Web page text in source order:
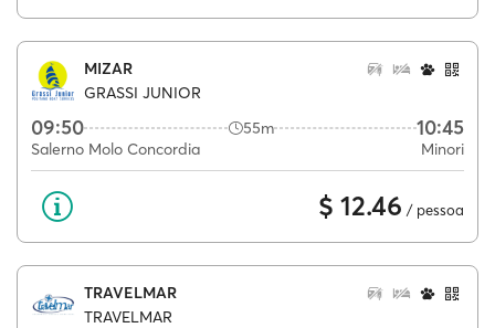
MIZAR
GRASSI JUNIOR
09:50 55m 10:45
Salerno Molo Concordia Minori
$ 12.46 / pessoa
TRAVELMAR
TRAVELMAR